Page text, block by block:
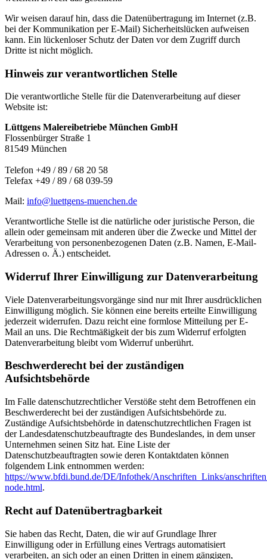
Wir weisen darauf hin, dass die Datenübertragung im Internet (z.B.
bei der Kommunikation per E-Mail) Sicherheitslücken aufweisen
kann. Ein lückenloser Schutz der Daten vor dem Zugriff durch
Dritte ist nicht möglich.
Hinweis zur verantwortlichen Stelle
Die verantwortliche Stelle für die Datenverarbeitung auf dieser
Website ist:
Lüttgens Malereibetriebe München GmbH
Flossenbürger Straße 1
81549 München
Telefon +49 / 89 / 68 20 58
Telefax +49 / 89 / 68 039-59
Mail: info@luettgens-muenchen.de
Verantwortliche Stelle ist die natürliche oder juristische Person, die
allein oder gemeinsam mit anderen über die Zwecke und Mittel der
Verarbeitung von personenbezogenen Daten (z.B. Namen, E-Mail-
Adressen o. Ä.) entscheidet.
Widerruf Ihrer Einwilligung zur Datenverarbeitung
Viele Datenverarbeitungsvorgänge sind nur mit Ihrer ausdrücklichen
Einwilligung möglich. Sie können eine bereits erteilte Einwilligung
jederzeit widerrufen. Dazu reicht eine formlose Mitteilung per E-
Mail an uns. Die Rechtmäßigkeit der bis zum Widerruf erfolgten
Datenverarbeitung bleibt vom Widerruf unberührt.
Beschwerderecht bei der zuständigen
Aufsichtsbehörde
Im Falle datenschutzrechtlicher Verstöße steht dem Betroffenen ein
Beschwerderecht bei der zuständigen Aufsichtsbehörde zu.
Zuständige Aufsichtsbehörde in datenschutzrechtlichen Fragen ist
der Landesdatenschutzbeauftragte des Bundeslandes, in dem unser
Unternehmen seinen Sitz hat. Eine Liste der
Datenschutzbeauftragten sowie deren Kontaktdaten können
folgendem Link entnommen werden:
https://www.bfdi.bund.de/DE/Infothek/Anschriften_Links/
node.html.
Recht auf Datenübertragbarkeit
Sie haben das Recht, Daten, die wir auf Grundlage Ihrer
Einwilligung oder in Erfüllung eines Vertrags automatisiert
verarbeiten, an sich oder an einen Dritten in einem gängigen,